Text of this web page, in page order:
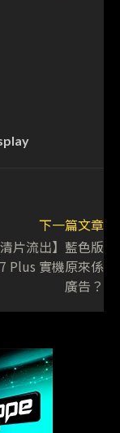
下一篇文章
清片流出】藍色版
Plus 實機原來係
廣告？